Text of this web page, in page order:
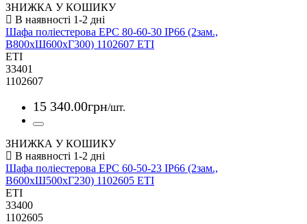
ЗНИЖКА У КОШИКУ
Шафа поліестерова EPC 80-60-30 IP66 (2зам.,
В800xШ600xГ300) 1102607 ETI
ETI
33401
1102607
15 340.00грн/шт.
ЗНИЖКА У КОШИКУ
Шафа поліестерова EPC 60-50-23 IP66 (2зам.,
В600xШ500xГ230) 1102605 ETI
ETI
33400
1102605